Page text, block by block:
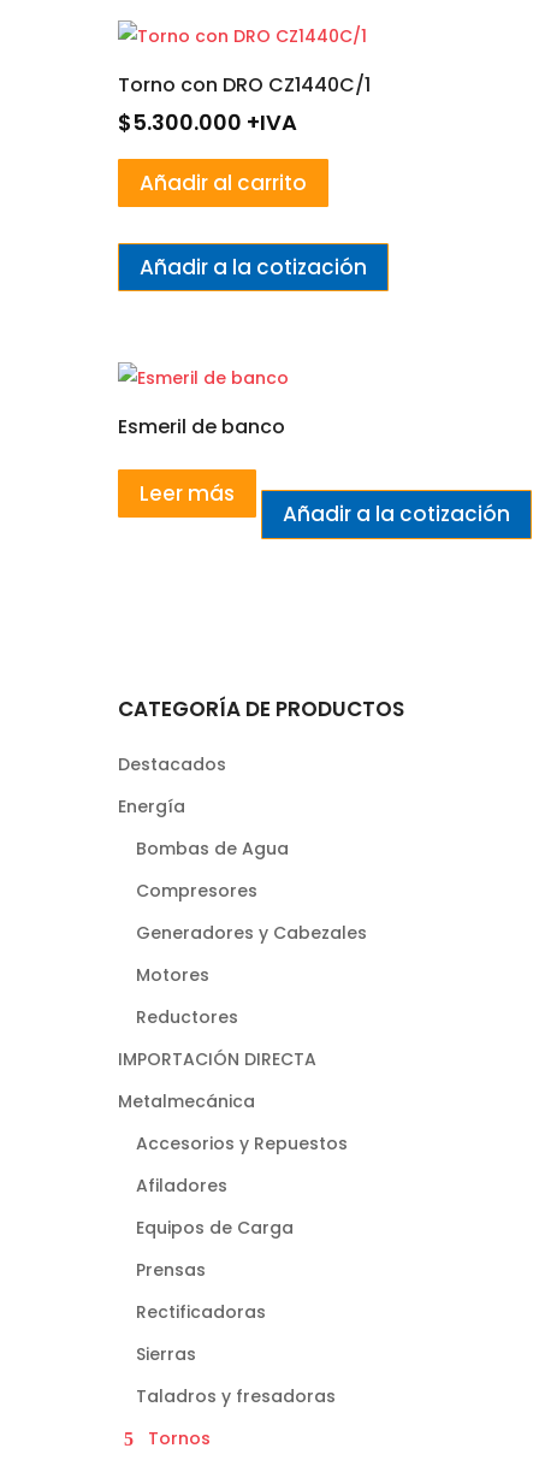
Torno con DRO CZ1440C/1
$5.300.000 +IVA
Añadir al carrito
Añadir a la cotización
Esmeril de banco
Leer más
Añadir a la cotización
CATEGORÍA DE PRODUCTOS
Destacados
Energía
Bombas de Agua
Compresores
Generadores y Cabezales
Motores
Reductores
IMPORTACIÓN DIRECTA
Metalmecánica
Accesorios y Repuestos
Afiladores
Equipos de Carga
Prensas
Rectificadoras
Sierras
Taladros y fresadoras
Tornos